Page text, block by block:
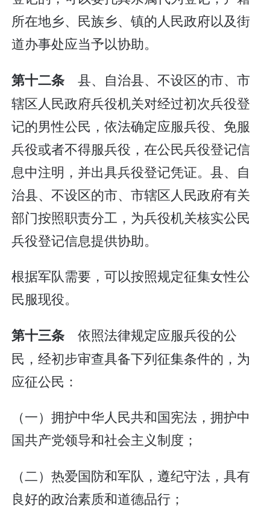
所在地乡、民族乡、镇的人民政府以及街
道办事处应当予以协助。
第十二条 县、自治县、不设区的市、市
辖区人民政府兵役机关对经过初次兵役登
记的男性公民，依法确定应服兵役、免服
兵役或者不得服兵役，在公民兵役登记信
息中注明，并出具兵役登记凭证。县、自
治县、不设区的市、市辖区人民政府有关
部门按照职责分工，为兵役机关核实公民
兵役登记信息提供协助。
根据军队需要，可以按照规定征集女性公
民服现役。
第十三条 依照法律规定应服兵役的公
民，经初步审查具备下列征集条件的，为
应征公民：
（一）拥护中华人民共和国宪法，拥护中
国共产党领导和社会主义制度；
（二）热爱国防和军队，遵纪守法，具有
良好的政治素质和道德品行；